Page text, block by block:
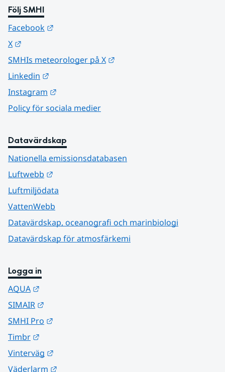
Följ SMHI
Facebook
X
SMHIs meteorologer på X
Linkedin
Instagram
Policy för sociala medier
Datavärdskap
Nationella emissionsdatabasen
Luftwebb
Luftmiljödata
VattenWebb
Datavärdskap, oceanografi och marinbiologi
Datavärdskap för atmosfärkemi
Logga in
AQUA
SIMAIR
SMHI Pro
Timbr
Vinterväg
Väderlarm